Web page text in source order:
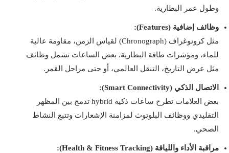
وطول عمر البطارية.
وظائف إضافية (Features):
مثل كرونوغراف (Chronograph) لقياس الزمن، مقاومة عالية
للماء، ومؤشرات طاقة البطارية. بعض الساعات تشمل وظائف
مثل عرض التاريخ، التنقل العالمي، أو حتى مراحل القمر.
الاتصال الذكي (Smart Connectivity):
بعض العلامات تطرح ساعات ذكية hybrid تدمج بين المظهر
التقليدي ووظائف البلوتوث لمزامنة الإشعارات وتتبع النشاط
الصحي.
مراقبة الأداء واللياقة (Health & Fitness Tracking):